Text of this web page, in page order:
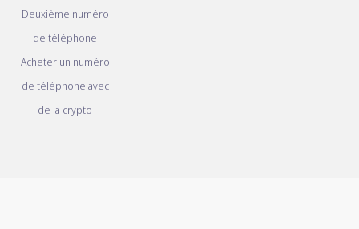
Deuxième numéro
de téléphone
Acheter un numéro
de téléphone avec
de la crypto